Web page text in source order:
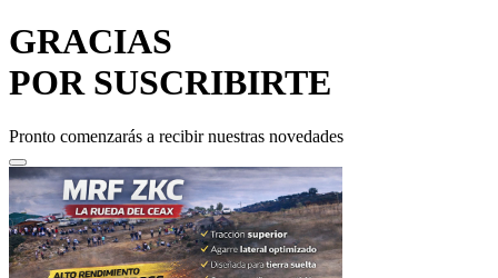
GRACIAS
POR SUSCRIBIRTE
Pronto comenzarás a recibir nuestras novedades